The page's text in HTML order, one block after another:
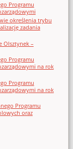
Programu
określenia trybu
zadania
Olsztynek –
Programu
na rok
Programu
na rok
Programu
oraz